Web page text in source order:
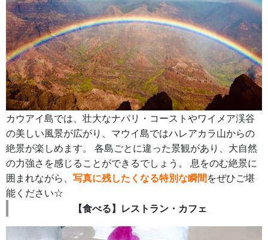
カウアイ島では、壮大なナパリ・コーストやワイメア渓谷
の美しい風景が広がり、マウイ島ではハレアカラ山からの
絶景が楽しめます。 各島ごとに違った景観があり、大自然
の力強さを感じることができるでしょう。 息をのむ絶景に
囲まれながら、 写真に残したくなる特別な瞬間をぜひご堪
能ください☆
【食べる】レストラン・カフェ